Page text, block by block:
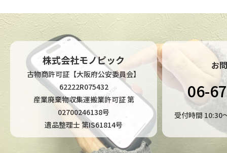
株式会社モノピック
古物商許可証【大阪府公安委員会】
62222R075432
産業廃棄物収集運搬業許可証 第
02700246138号
遺品整理士 第IS61814号
お
06-
受付時間 10:30